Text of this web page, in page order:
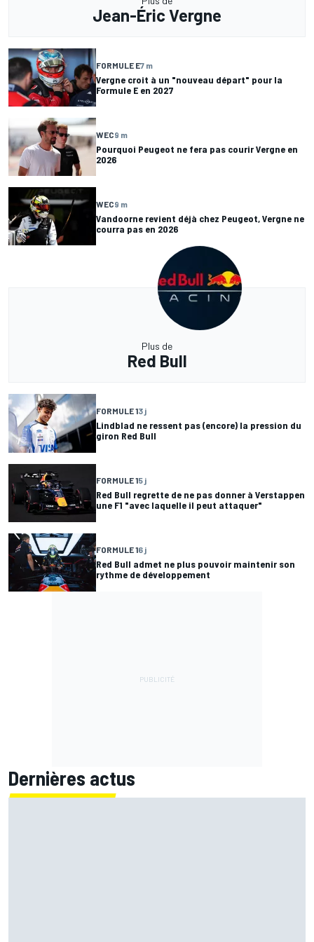
Jean-Éric Vergne
FORMULE E7 m
Vergne croit à un "nouveau départ" pour la
Formule E en 2027
WEC9 m
Pourquoi Peugeot ne fera pas courir Vergne en
2026
WEC9 m
Vandoorne revient déjà chez Peugeot, Vergne ne
courra pas en 2026
Plus de
Red Bull
FORMULE 13 j
Lindblad ne ressent pas (encore) la pression du
giron Red Bull
FORMULE 15 j
Red Bull regrette de ne pas donner à Verstappen
une F1 "avec laquelle il peut attaquer"
FORMULE 16 j
Red Bull admet ne plus pouvoir maintenir son
rythme de développement
Dernières actus